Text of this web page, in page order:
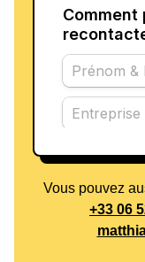
Vous pouvez
+33 06